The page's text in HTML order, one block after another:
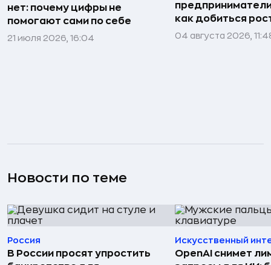
нет: почему цифры не
помогают сами по себе
21 июля 2026, 16:04
как добиться
04 августа 2026,
Новости по теме
Россия
В России просят упростить
Искусственный
OpenAI снимет